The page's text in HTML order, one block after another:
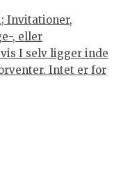
Invitationer,
, eller
I selv ligger inde
Intet er for